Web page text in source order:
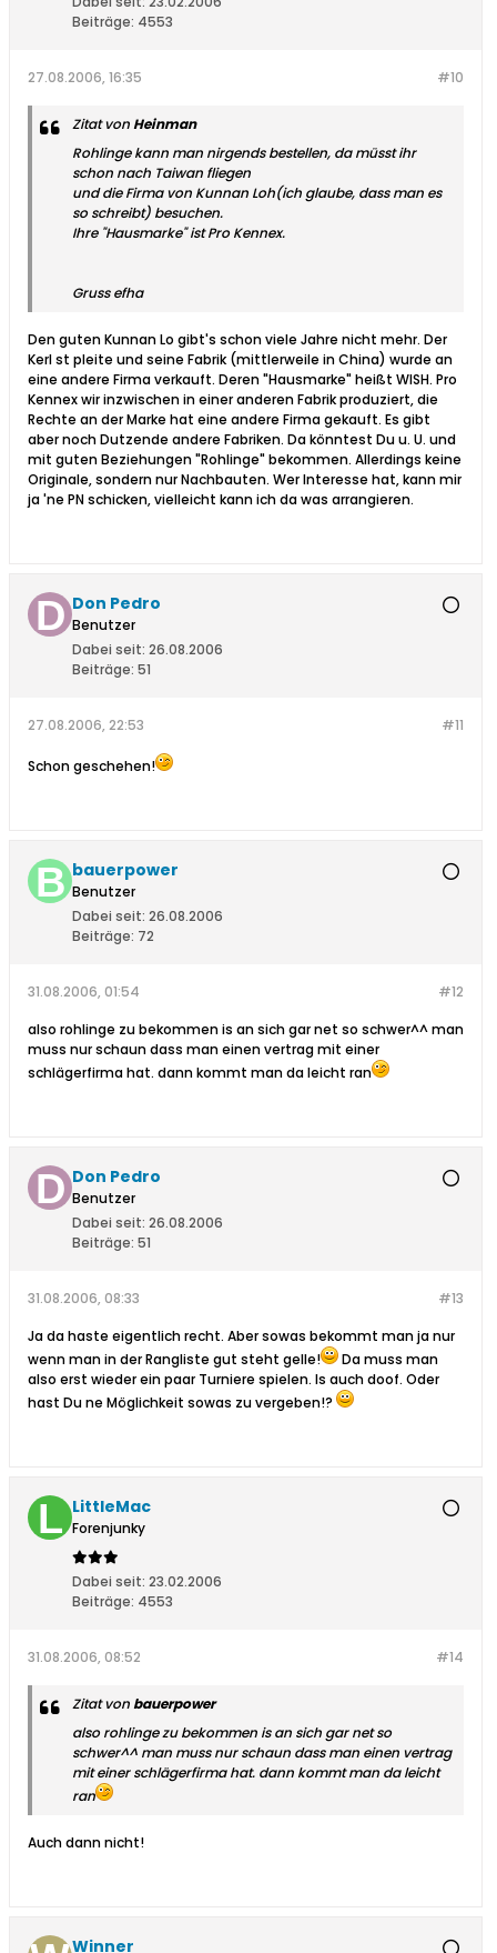
Beiträge: 4553
#10
27.08.2006, 16:35
Zitat vonHeinman
Rohlinge kann man nirgends bestellen, da müsst ihr
schon nach Taiwan fliegen
und die Firma von Kunnan Loh(ich glaube, dass man es
so schreibt) besuchen.
Ihre "Hausmarke" ist Pro Kennex.
Gruss efha
Den guten Kunnan Lo gibt's schon viele Jahre nicht mehr. Der
Kerl st pleite und seine Fabrik (mittlerweile in China) wurde an
eine andere Firma verkauft. Deren "Hausmarke" heißt WISH. Pro
Kennex wir inzwischen in einer anderen Fabrik produziert, die
Rechte an der Marke hat eine andere Firma gekauft. Es gibt
aber noch Dutzende andere Fabriken. Da könntest Du u. U. und
mit guten Beziehungen "Rohlinge" bekommen. Allerdings keine
Originale, sondern nur Nachbauten. Wer Interesse hat, kann mir
ja 'ne PN schicken, vielleicht kann ich da was arrangieren.
Don Pedro
Benutzer
Dabei seit: 26.08.2006
Beiträge: 51
#11
27.08.2006, 22:53
Schon geschehen!
bauerpower
Benutzer
Dabei seit: 26.08.2006
Beiträge: 72
#12
31.08.2006, 01:54
also rohlinge zu bekommen is an sich gar net so schwer^^ man
muss nur schaun dass man einen vertrag mit einer
schlägerfirma hat. dann kommt man da leicht ran
Don Pedro
Benutzer
Dabei seit: 26.08.2006
Beiträge: 51
#13
31.08.2006, 08:33
Ja da haste eigentlich recht. Aber sowas bekommt man ja nur
wenn man in der Rangliste gut steht gelle!
Da muss man
also erst wieder ein paar Turniere spielen. Is auch doof. Oder
hast Du ne Möglichkeit sowas zu vergeben!?
LittleMac
Forenjunky
Dabei seit: 23.02.2006
Beiträge: 4553
#14
31.08.2006, 08:52
Zitat vonbauerpower
also rohlinge zu bekommen is an sich gar net so
schwer^^ man muss nur schaun dass man einen vertrag
mit einer schlägerfirma hat. dann kommt man da leicht
ran
Auch dann nicht!
Winner